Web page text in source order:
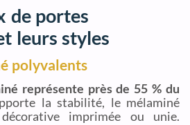
de portes
leurs styles
polyvalents
représente près de 55 % du
la stabilité, le mélaminé
imprimée ou unie.